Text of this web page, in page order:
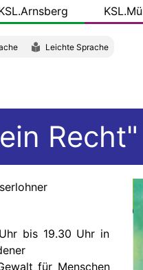
Leichte Sprache
bis 19.30 Uhr in
für Menschen